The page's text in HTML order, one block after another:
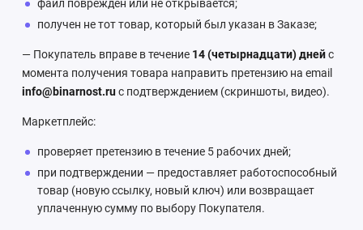
файл повреждён или не открывается;
получен не тот товар, который был указан в Заказе;
— Покупатель вправе в течение 14 (четырнадцати) днейс
момента получения товара направить претензию на email
info@binarnost.ruс подтверждением (скриншоты, видео).
Маркетплейс:
проверяет претензию в течение 5 рабочих дней;
при подтверждении — предоставляет работоспособный
товар (новую ссылку, новый ключ) или возвращает
уплаченную сумму по выбору Покупателя.